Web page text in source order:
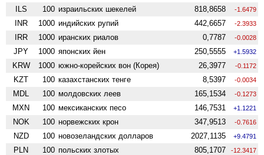
ILS 100 израильских шекелей 818,8658 -1.6479
INR 1000 индийских рупий 442,6657 -2.3933
IRR 1000 иранских риалов 0,7787 -0.0028
JPY 1000 японских йен 250,5555 +1.5932
KRW 1000 южно-корейских вон (Корея) 26,3977 -0.1172
KZT 100 казахстанских тенге 8,5397 -0.0034
MDL 100 молдовских леев 165,1534 -0.1273
MXN 100 мексиканских песо 146,7531 +1.1221
NOK 100 норвежских крон 347,9513 -0.7616
NZD 100 ново­зеландских долларов 2027,1135 +9.4791
PLN 100 польских злотых 805,1707 -12.3417